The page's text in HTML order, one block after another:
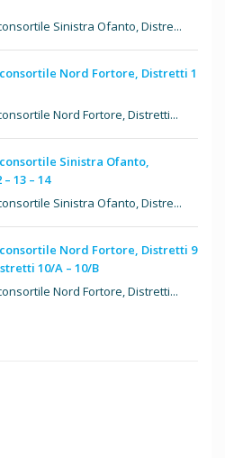
Sinistra Ofanto, Distre...
Nord Fortore, Distretti 1
Nord Fortore, Distretti...
Sinistra Ofanto,
13 – 14
Sinistra Ofanto, Distre...
Nord Fortore, Distretti 9
10/A – 10/B
Nord Fortore, Distretti...